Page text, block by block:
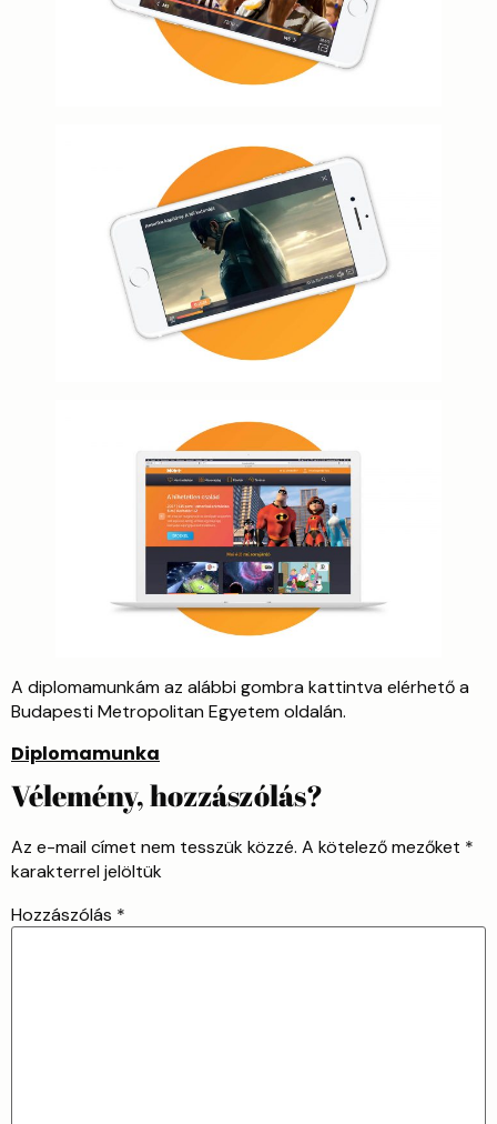
A diplomamunkám az alábbi gombra kattintva elérhető a
Budapesti Metropolitan Egyetem oldalán.
Diplomamunka
Vélemény, hozzászólás?
Az e-mail címet nem tesszük közzé. A kötelező mezőket *
karakterrel jelöltük
Hozzászólás *